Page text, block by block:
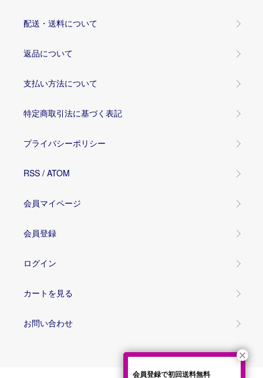
配送・送料について
返品について
支払い方法について
特定商取引法に基づく表記
プライバシーポリシー
RSS / ATOM
会員マイページ
会員登録
ログイン
カートを見る
お問い合わせ
会員登録で初回送料無料